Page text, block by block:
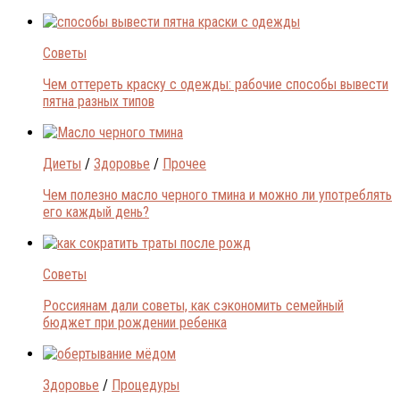
Советы
Чем оттереть краску с одежды: рабочие способы вывести
пятна разных типов
Диеты / Здоровье / Прочее
Чем полезно масло черного тмина и можно ли употреблять
его каждый день?
Советы
Россиянам дали советы, как сэкономить семейный
бюджет при рождении ребенка
Здоровье / Процедуры